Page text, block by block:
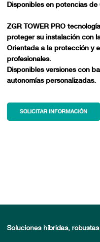
Disponibles en potencias de
ZGR TOWER PRO
proteger su instalación con
Orientada a la protección y
profesionales.
Disponibles versiones con
autonomías personalizadas.
SOLICITAR INFORMACIÓN
Soluciones híbridas,